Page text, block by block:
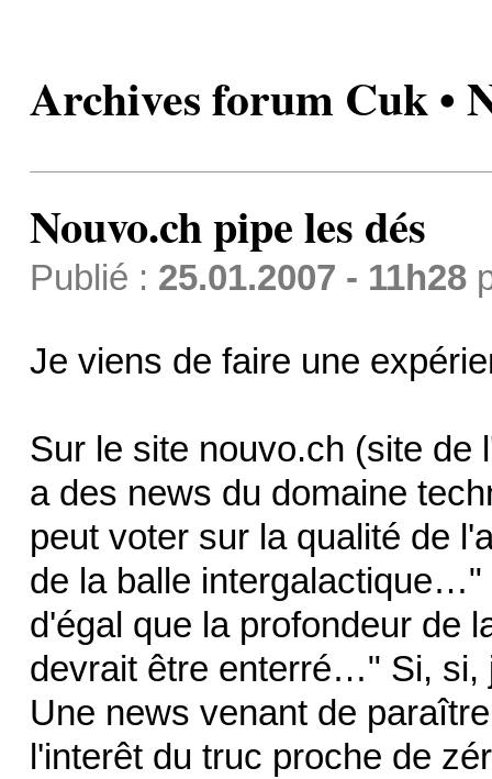
Archives forum Cuk •
Nouvo.ch pipe les dés
Publié : 25.01.2007 - 11h28
Je viens de faire une
Sur le site nouvo.ch (site de
a des news du domaine
peut voter sur la qualité de
de la balle
d'égal que la profondeur de
devrait être enterré…" Si, si,
Une news venant de
l'interêt du truc proche de